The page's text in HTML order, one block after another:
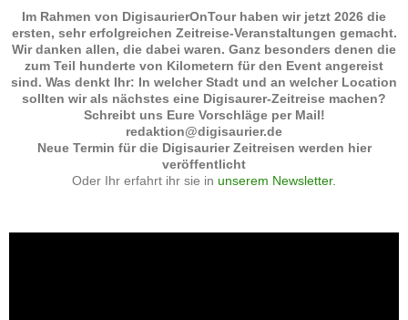
Im Rahmen von DigisaurierOnTour haben wir jetzt 2026 die
ersten, sehr erfolgreichen Zeitreise-Veranstaltungen gemacht.
Wir danken allen, die dabei waren. Ganz besonders denen die
zum Teil hunderte von Kilometern für den Event angereist
sind. Was denkt Ihr: In welcher Stadt und an welcher Location
sollten wir als nächstes eine Digisaurer-Zeitreise machen?
Schreibt uns Eure Vorschläge per Mail!
redaktion@digisaurier.de
Neue Termin für die Digisaurier Zeitreisen werden hier
veröffentlicht
Oder Ihr erfahrt ihr sie in unserem Newsletter.